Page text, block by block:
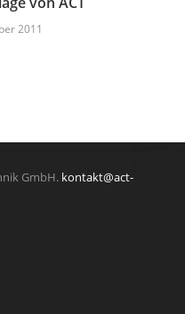
2011
GmbH. kontakt@act-